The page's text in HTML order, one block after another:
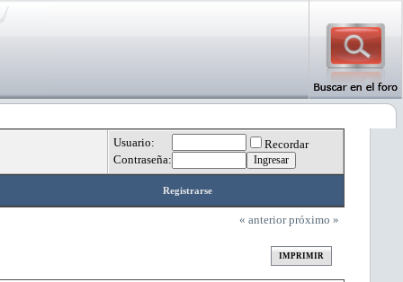
Usuario:
Recordar
Contraseña:
Registrarse
« anterior próximo »
IMPRIMIR